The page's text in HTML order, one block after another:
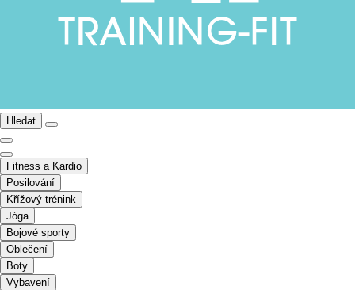
Hledat
Fitness a Kardio
Posilování
Křížový trénink
Jóga
Bojové sporty
Oblečení
Boty
Vybavení